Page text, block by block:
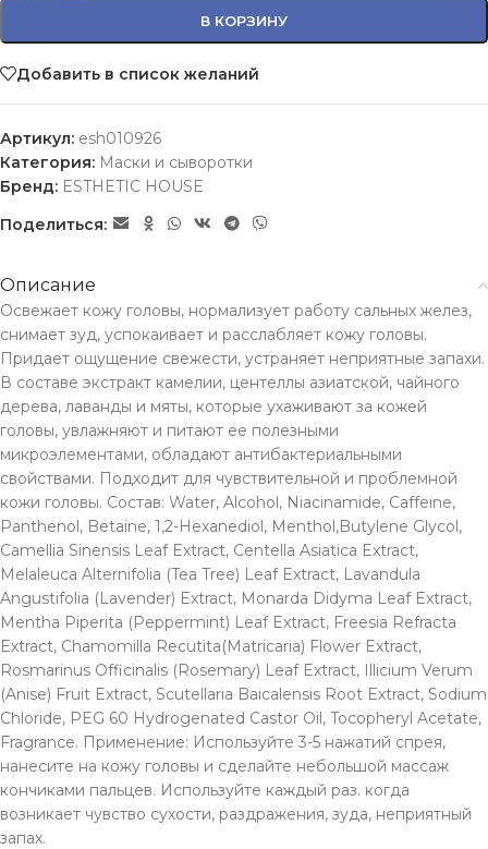
В КОРЗИНУ
Добавить в список желаний
Артикул: esh010926
Категория: Маски и сыворотки
Бренд: ESTHETIC HOUSE
Поделиться:
Описание
Освежает кожу головы, нормализует работу сальных желез,
снимает зуд, успокаивает и расслабляет кожу головы.
Придает ощущение свежести, устраняет неприятные запахи.
В составе экстракт камелии, центеллы азиатской, чайного
дерева, лаванды и мяты, которые ухаживают за кожей
головы, увлажняют и питают ее полезными
микроэлементами, обладают антибактериальными
свойствами. Подходит для чувствительной и проблемной
кожи головы. Состав: Water, Alcohol, Niacinamide, Caffeine,
Panthenol, Betaine, 1,2-Hexanediol, Menthol,Butylene Glycol,
Camellia Sinensis Leaf Extract, Centella Asiatica Extract,
Melaleuca Alternifolia (Tea Tree) Leaf Extract, Lavandula
Angustifolia (Lavender) Extract, Monarda Didyma Leaf Extract,
Mentha Piperita (Peppermint) Leaf Extract, Freesia Refracta
Extract, Chamomilla Recutita(Matricaria) Flower Extract,
Rosmarinus Officinalis (Rosemary) Leaf Extract, Illicium Verum
(Anise) Fruit Extract, Scutellaria Baicalensis Root Extract, Sodium
Chloride, PEG 60 Hydrogenated Castor Oil, Tocopheryl Acetate,
Fragrance. Применение: Используйте 3-5 нажатий спрея,
нанесите на кожу головы и сделайте небольшой массаж
кончиками пальцев. Используйте каждый раз. когда
возникает чувство сухости, раздражения, зуда, неприятный
запах.